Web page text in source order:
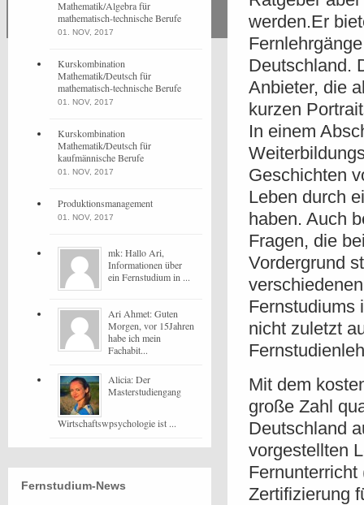
werden.Er
Deutschland.
Anbieter, die
kurzen
In einem
Geschichten
Leben durch
haben. Auch
Fragen, die
Vordergrund
Fernstudiums
nicht zuletzt
Mit dem
große Zahl
Deutschland
vorgestellten
Zertifizierung
Mathematik/Algebra für
mathematisch-technische Berufe
01. NOV, 2017
Kurskombination
Mathematik/Deutsch für
mathematisch-technische Berufe
01. NOV, 2017
Kurskombination
Mathematik/Deutsch für
kaufmännische Berufe
01. NOV, 2017
Produktionsmanagement
01. NOV, 2017
mk: Hallo Ari,
Informationen über
ein Fernstudium in ...
Ari Ahmet: Guten
Morgen, vor 15Jahren
habe ich mein
Fachabit...
Alicia: Der
Masterstudiengang
Wirtschaftswpsychologie ist ...
Fernstudium-News